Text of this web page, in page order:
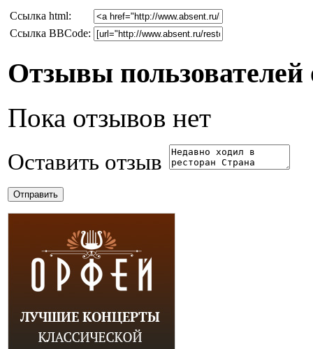
Cсылка html:
Ссылка BBCode:
Отзывы пользователей
Пока отзывов нет
Оставить отзыв